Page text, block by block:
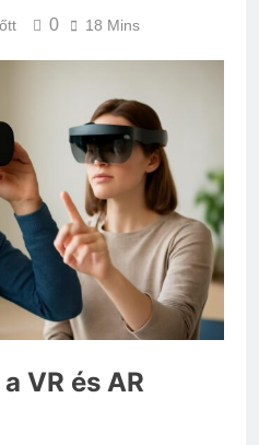
Mennyi a táppénz?
2 Nap Ezelőtt
eredetiségvizsgálathoz?
Nap Ezelőtt
Mit hány fokon kell
mosni?
3 Nap Ezelőtt
kell gőz fölött
a tojásfehérjét?
Ezelőtt
0 18 Mins
VR és AR